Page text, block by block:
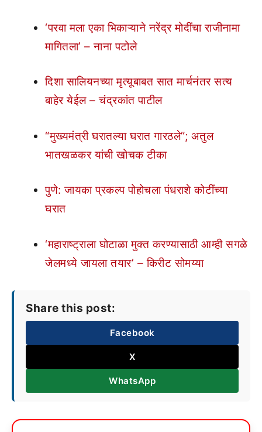
‘परवा मला एका भिकाऱ्याने नरेंद्र मोदींचा राजीनामा
मागितला’ – नाना पटोले
दिशा सालियनच्या मृत्यूबाबत सात मार्चनंतर सत्य
बाहेर येईल – चंद्रकांत पाटील
“मुख्यमंत्री घरातल्या घरात गारठले”; अतुल
भातखळकर यांची खोचक टीका
पुणे: जायका प्रकल्प पोहोचला पंधराशे कोटींच्या
घरात
‘महाराष्ट्राला घोटाळा मुक्त करण्यासाठी आम्ही सगळे
जेलमध्ये जायला तयार’ – किरीट सोमय्या
Share this post:
Facebook
X
WhatsApp